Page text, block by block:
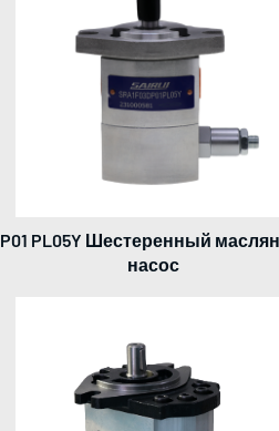
P01 PL05Y Шестеренный
насос